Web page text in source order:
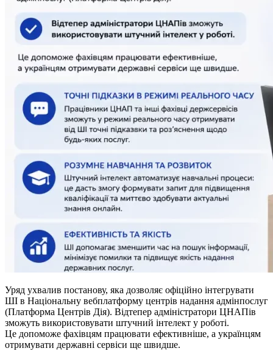
Уряд ухвалив постанову, яка дозволяє офіційно інтегрувати
ШІ в Національну вебплатформу центрів надання адмінпослуг
(Платформа Центрів Дія). Відтепер адміністратори ЦНАПів
зможуть використовувати штучний інтелект у роботі.
Це допоможе фахівцям працювати ефективніше, а українцям
отримувати державні сервіси ще швидше.